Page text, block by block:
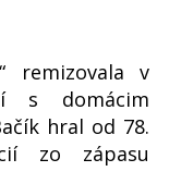
remizovala v
s domácim
hral od 78.
zo zápasu